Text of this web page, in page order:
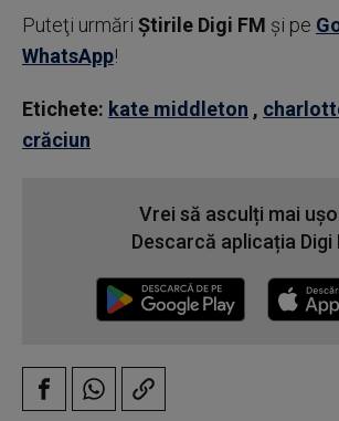
Puteţi urmări Știrile Digi FM şi pe
WhatsApp!
Etichete: kate middleton ,
crăciun
Vrei să asculți mai
Descarcă aplicația Digi